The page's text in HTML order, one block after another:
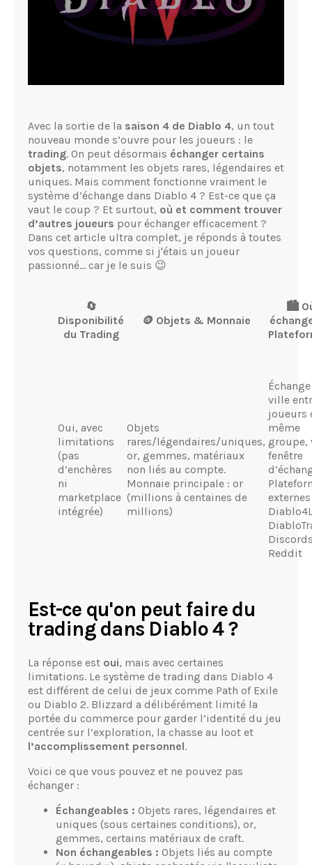
Avec la sortie de la saison 4 de Diablo 4, un tout
nouveau monde s’ouvre pour les joueurs : le
trading. On peut désormais échanger certains
objets, notamment les objets rares, légendaires et
uniques. Mais comment fonctionne vraiment le
système d’échange dans Diablo 4 ? Est-ce que ça
vaut le coup ? Et surtout, où et comment trouver
d’autres joueurs pour échanger efficacement ?
Dans cet article ultra complet, je réponds à toutes
vos questions, comme si j'étais un joueur
passionné... car je le suis 😉
🔄
Disponibilité
du Trading
🪙 Objets & Monnaie
🏙️
Oui, avec
limitations
(pas
d’enchères
ni
marketplace
intégrée)
Objets
rares/légendaires/uniques,
or, gemmes, matériaux
non liés au compte.
Monnaie principale : or
(millions à centaines de
millions)
ville
joueurs
même
groupe,
fenêtre
Reddit
Est-ce qu'on peut faire du
trading dans Diablo 4 ?
La réponse est oui, mais avec certaines
limitations. Le système de trading dans Diablo 4
est différent de celui de jeux comme Path of Exile
ou Diablo 2. Blizzard a délibérément limité la
portée du commerce pour garder l’identité du jeu
centrée sur l’exploration, la chasse au loot et
l’accomplissement personnel.
Voici ce que vous pouvez et ne pouvez pas
échanger :
Échangeables : Objets rares, légendaires et
uniques (sous certaines conditions), or,
gemmes, certains matériaux de craft.
Non échangeables : Objets liés au compte